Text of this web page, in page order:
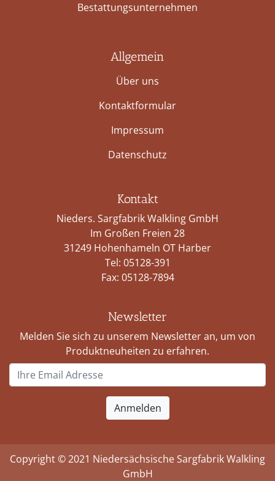
Bestattungs­unternehmen
Allgemein
Über uns
Kontaktformular
Impressum
Datenschutz
Kontakt
Nieders. Sargfabrik Walkling GmbH
Im Großen Freien 28
31249 Hohenhameln OT Harber
Tel: 05128-391
Fax: 05128-7894
Newsletter
Melden Sie sich zu unserem Newsletter an, um von
Produktneuheiten zu erfahren.
Copyright © 2021 Niedersächsische Sargfabrik Walkling
GmbH